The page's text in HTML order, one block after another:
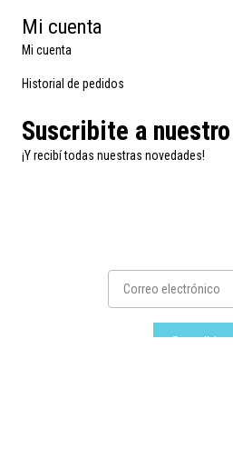
Mi cuenta
Mi cuenta
Historial de pedidos
Suscribite a
¡Y recibí todas nuestras novedades!